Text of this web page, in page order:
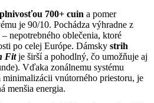
700+ cuin a pomer
je 90/10. Pochádza výhradne z
nepotrebného oblečenia, ktoré
po celej Európe. Dámsky strih
Fitje širší a pohodlný, čo umožňuje aj
Vďaka zonálnemu systému
minimalizácii vnútorného priestoru, je
menšia energia.